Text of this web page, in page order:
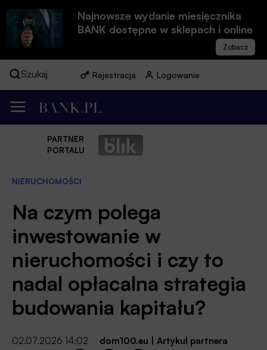
Najnowsze wydanie miesięcznika
BANK dostępne w sklepach i online
Szukaj Rejestracja Logowanie
PARTNER
PORTALU
NIERUCHOMOŚCI
Na czym polega
inwestowanie w
nieruchomości i czy to
nadal opłacalna strategia
budowania kapitału?
02.07.2026 14:02 dom100.eu
Artykuł partnera